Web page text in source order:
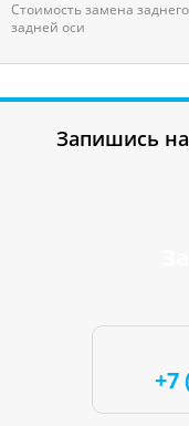
Стоимость замена
задней оси
Запишись
+7